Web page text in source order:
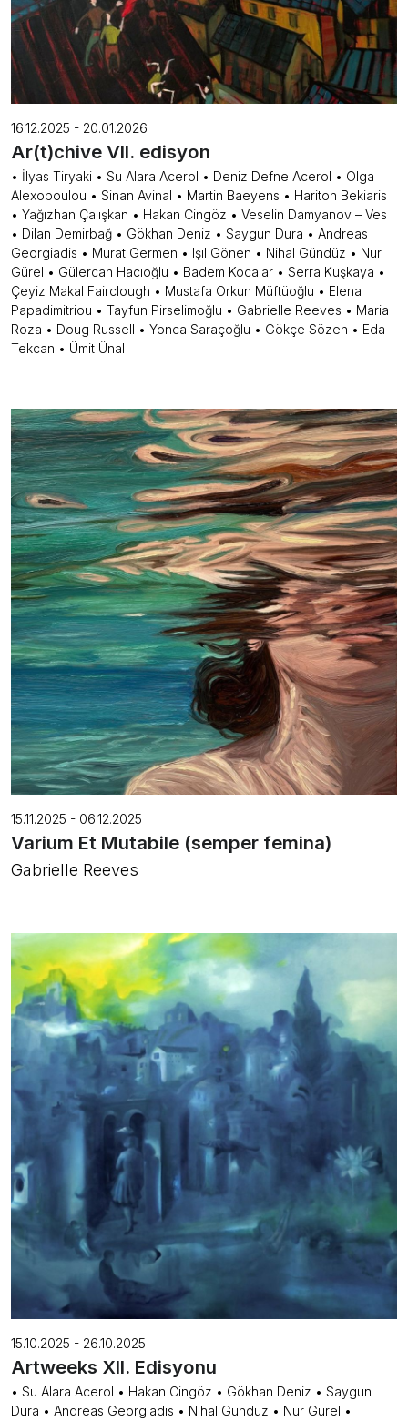
16.12.2025 - 20.01.2026
Ar(t)chive VII. edisyon
• İlyas Tiryaki • Su Alara Acerol • Deniz Defne Acerol • Olga
Alexopoulou • Sinan Avinal • Martin Baeyens • Hariton Bekiaris
• Yağızhan Çalışkan • Hakan Cingöz • Veselin Damyanov – Ves
• Dilan Demirbağ • Gökhan Deniz • Saygun Dura • Andreas
Georgiadis • Murat Germen • Işıl Gönen • Nihal Gündüz • Nur
Gürel • Gülercan Hacıoğlu • Badem Kocalar • Serra Kuşkaya •
Çeyiz Makal Fairclough • Mustafa Orkun Müftüoğlu • Elena
Papadimitriou • Tayfun Pirselimoğlu • Gabrielle Reeves • Maria
Roza • Doug Russell • Yonca Saraçoğlu • Gökçe Sözen • Eda
Tekcan • Ümit Ünal
15.11.2025 - 06.12.2025
Varium Et Mutabile (semper femina)
Gabrielle Reeves
15.10.2025 - 26.10.2025
Artweeks XII. Edisyonu
• Su Alara Acerol • Hakan Cingöz • Gökhan Deniz • Saygun
Dura • Andreas Georgiadis • Nihal Gündüz • Nur Gürel •